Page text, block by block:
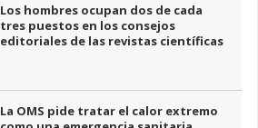
Los hombres ocupan dos de cada
tres puestos en los consejos
editoriales de las revistas científicas
La OMS pide tratar el calor extremo